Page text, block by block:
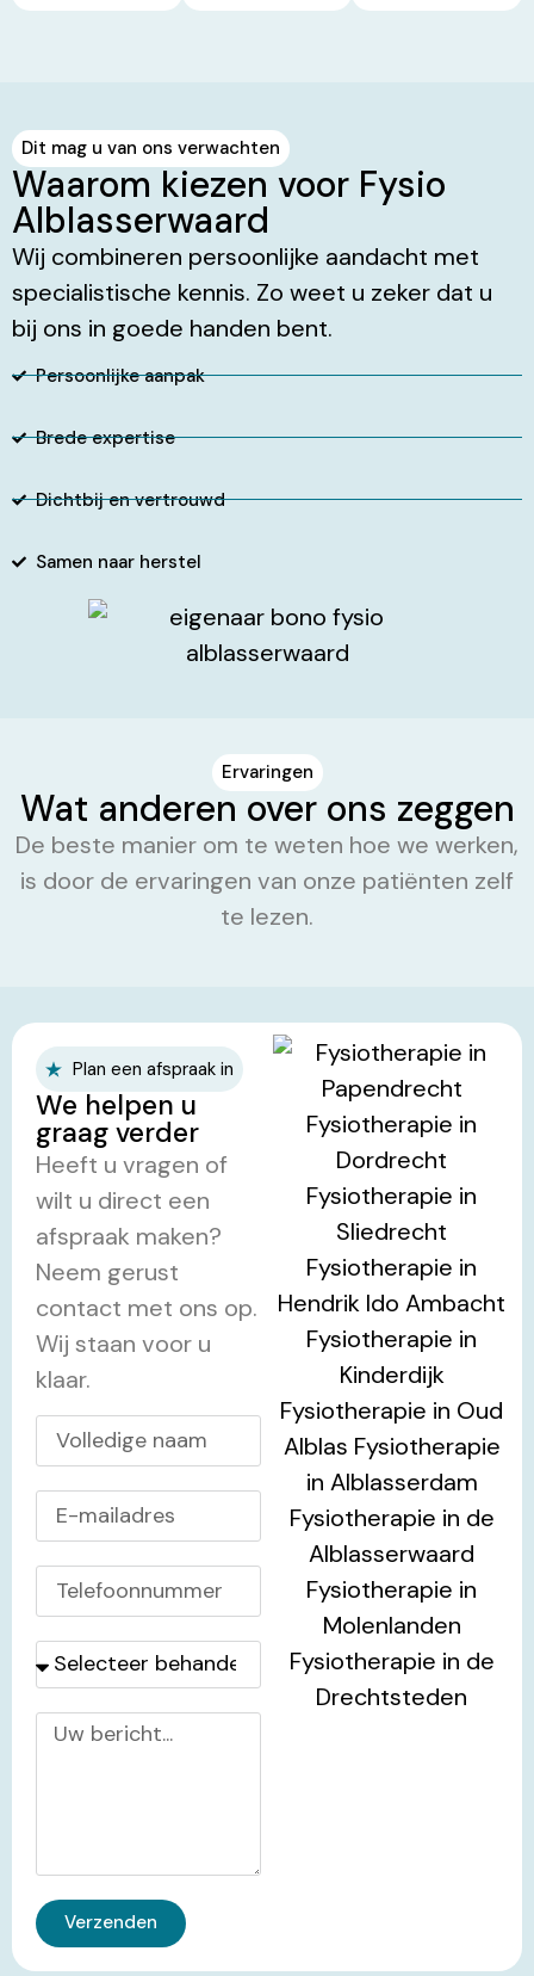
Dit mag u van ons verwachten
Waarom kiezen voor Fysio
Alblasserwaard
Wij combineren persoonlijke aandacht met
specialistische kennis. Zo weet u zeker dat u
bij ons in goede handen bent.
Persoonlijke aanpak
Brede expertise
Dichtbij en vertrouwd
Samen naar herstel
Ervaringen
Wat anderen over ons zeggen
De beste manier om te weten hoe we werken,
is door de ervaringen van onze patiënten zelf
te lezen.
Plan een afspraak in
We helpen u
graag verder
Heeft u vragen of
wilt u direct een
afspraak maken?
Neem gerust
contact met ons op.
Wij staan voor u
klaar.
Verzenden